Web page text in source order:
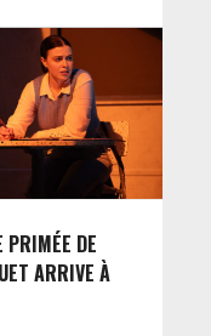
PRIMÉE DE
ARRIVE À